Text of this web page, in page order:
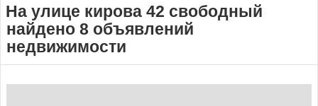
На улице кирова 42 свободный
найдено 8 объявлений
недвижимости